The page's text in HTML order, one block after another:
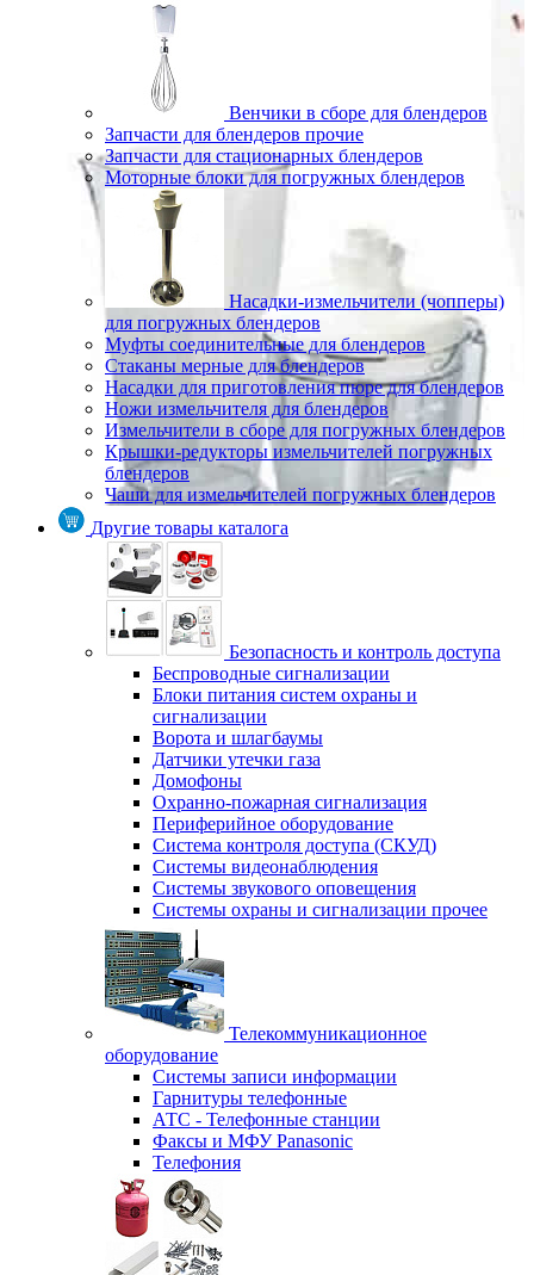
Венчики в сборе для блендеров
Запчасти для блендеров прочие
Запчасти для стационарных блендеров
Моторные блоки для погружных блендеров
Насадки-измельчители (чопперы)
для погружных блендеров
Муфты соединительные для блендеров
Стаканы мерные для блендеров
Насадки для приготовления пюре для блендеров
Ножи измельчителя для блендеров
Измельчители в сборе для погружных блендеров
Крышки-редукторы измельчителей погружных
блендеров
Чаши для измельчителей погружных блендеров
Другие товары каталога
Безопасность и контроль доступа
Беспроводные сигнализации
Блоки питания систем охраны и
сигнализации
Ворота и шлагбаумы
Датчики утечки газа
Домофоны
Охранно-пожарная сигнализация
Периферийное оборудование
Система контроля доступа (СКУД)
Системы видеонаблюдения
Системы звукового оповещения
Системы охраны и сигнализации прочее
Телекоммуникационное
оборудование
Системы записи информации
Гарнитуры телефонные
АТС - Телефонные станции
Факсы и МФУ Panasonic
Телефония